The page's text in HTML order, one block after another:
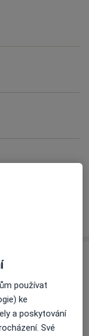
používat
ke
a poskytování
Své